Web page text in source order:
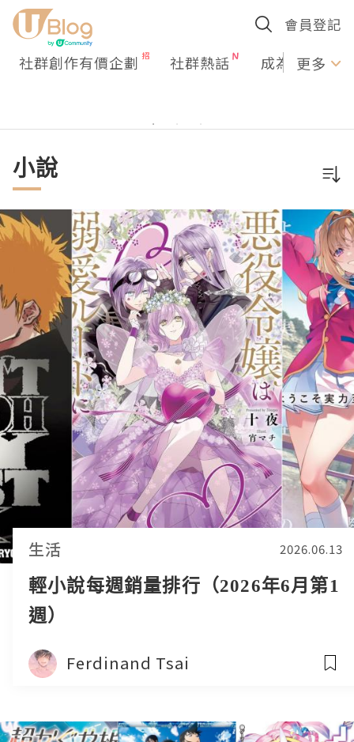
會員登記
社群創作有價企劃 社群熱話 成為U更多
小說
生活 2026.06.13
輕小說每週銷量排行（2026年6月第1
週）
Ferdinand Tsai